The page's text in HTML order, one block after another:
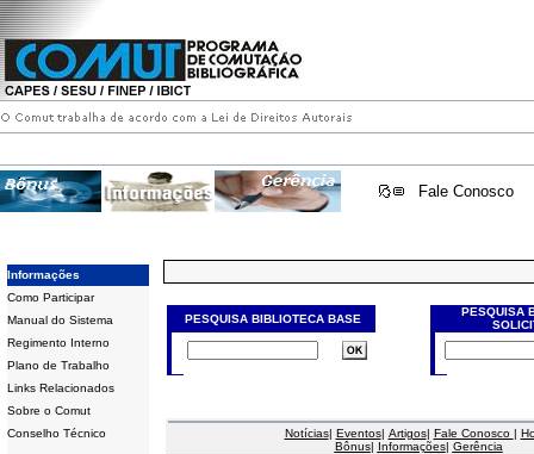
Fale Conosco
Informações
Como Participar
Manual do Sistema
Regimento Interno
Plano de Trabalho
Links Relacionados
Sobre o Comut
Conselho Técnico
PESQUISA BIBLIOTECA BASE
PESQUISA
Notícias| Eventos| Artigos| Fale Conosco |
Bônus| Informações| Gerência